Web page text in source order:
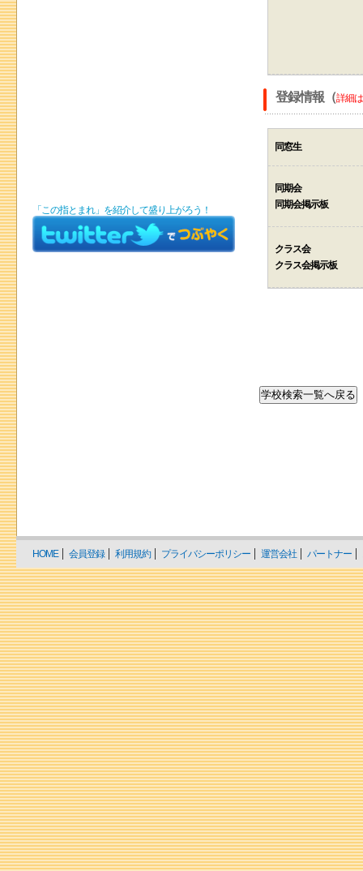
登録情報（詳細
同窓生
同期会
同期会掲示板
クラス会
クラス会掲示板
「この指とまれ」を紹介して盛り上がろう！
HOME 会員登録 利用規約 プライバシーポリシー 運営会社 パートナー